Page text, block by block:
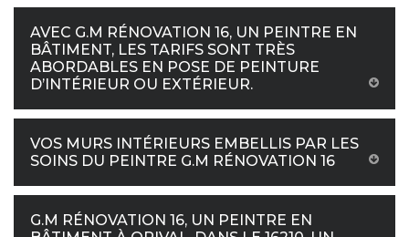
AVEC G.M RÉNOVATION 16, UN PEINTRE EN
BÂTIMENT, LES TARIFS SONT TRÈS
ABORDABLES EN POSE DE PEINTURE
D’INTÉRIEUR OU EXTÉRIEUR.
VOS MURS INTÉRIEURS EMBELLIS PAR LES
SOINS DU PEINTRE G.M RÉNOVATION 16
G.M RÉNOVATION 16, UN PEINTRE EN